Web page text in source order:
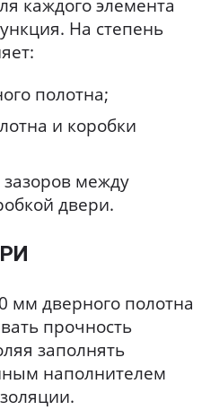
каждого элемента
На степень
полотна;
и коробки
между
двери.
мм дверного полотна
прочность
заполнять
наполнителем